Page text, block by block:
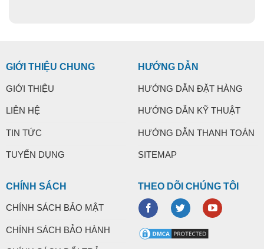
GIỚI THIỆU CHUNG
GIỚI THIỆU
LIÊN HỆ
TIN TỨC
TUYỂN DỤNG
HƯỚNG DẪN
HƯỚNG DẪN ĐẶT HÀNG
HƯỚNG DẪN KỸ THUẬT
HƯỚNG DẪN THANH TOÁN
SITEMAP
CHÍNH SÁCH
CHÍNH SÁCH BẢO MẬT
CHÍNH SÁCH BẢO HÀNH
THEO DÕI CHÚNG TÔI